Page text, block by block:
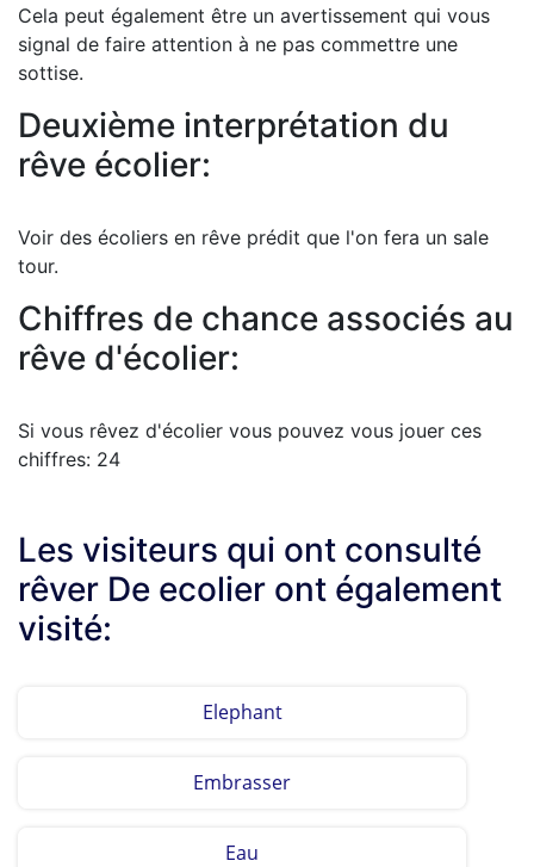
Cela peut également être un avertissement qui vous
signal de faire attention à ne pas commettre une
sottise.
Deuxième interprétation du
rêve écolier:
Voir des écoliers en rêve prédit que l'on fera un sale
tour.
Chiffres de chance associés au
rêve d'écolier:
Si vous rêvez d'écolier vous pouvez vous jouer ces
chiffres: 24
Les visiteurs qui ont consulté
rêver De ecolier ont également
visité:
Elephant
Embrasser
Eau